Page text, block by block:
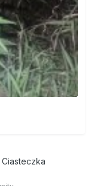
Ciasteczka